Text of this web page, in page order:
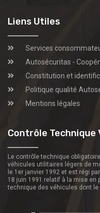
Liens Utiles
Services
Autosécuritas -
Constitution et
Politique qualité
Mentions légales
Contrôle Technique
Le contrôle technique
véhicules utilitaires légers de
le 1er janvier 1992 et est régi
18 juin 1991 relatif à la mise en
technique des véhicules dont le